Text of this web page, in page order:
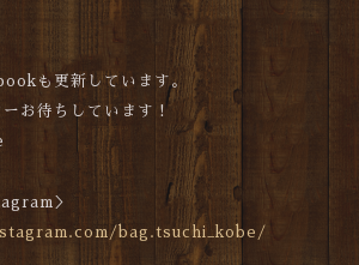
も更新しています。
お待ちしています！
＞
bag.tsuchi_kobe/